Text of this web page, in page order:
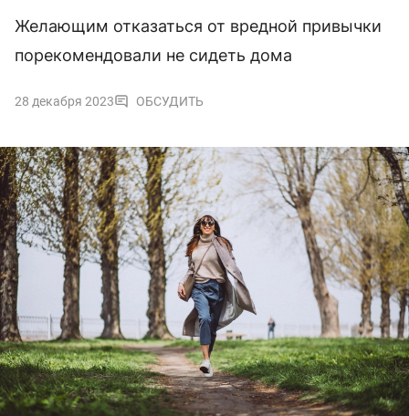
Желающим отказаться от вредной привычки
порекомендовали не сидеть дома
28 декабря 2023 ОБСУДИТЬ